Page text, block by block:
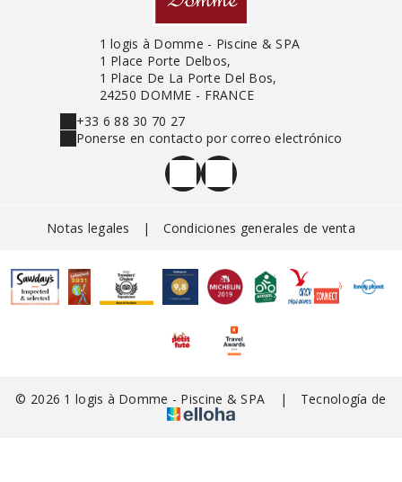
1 logis à Domme - Piscine & SPA
1 Place Porte Delbos,
1 Place De La Porte Del Bos,
24250 DOMME - FRANCE
+33 6 88 30 70 27
Ponerse en contacto por correo electrónico
Notas legales | Condiciones generales de venta
© 2026 1 logis à Domme - Piscine & SPA | Tecnología de